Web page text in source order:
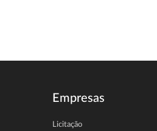
Empresas
Licitação